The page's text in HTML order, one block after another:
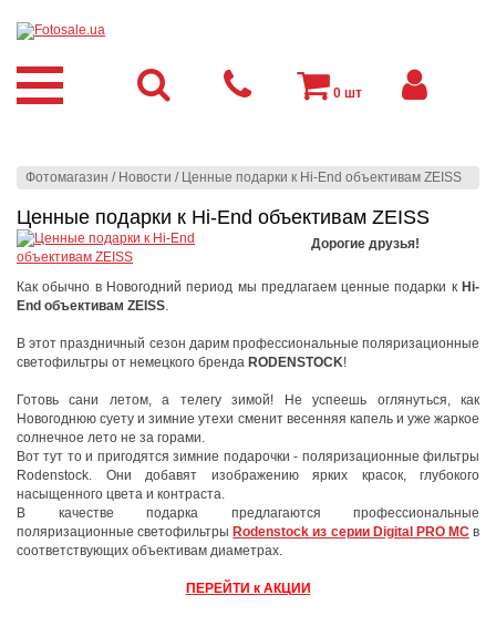
Фотомагазин / Новости / Ценные подарки к Hi-End объективам ZEISS
Ценные подарки к Hi-End объективам ZEISS
Дорогие друзья!
Как обычно в Новогодний период мы предлагаем ценные подарки к Hi-
End объективам ZEISS.
В этот праздничный сезон дарим профессиональные поляризационные
светофильтры от немецкого бренда RODENSTOCK!
Готовь сани летом, а телегу зимой! Не успеешь оглянуться, как
Новогоднюю суету и зимние утехи сменит весенняя капель и уже жаркое
солнечное лето не за горами.
Вот тут то и пригодятся зимние подарочки - поляризационные фильтры
Rodenstock. Они добавят изображению ярких красок, глубокого
насыщенного цвета и контраста.
В качестве подарка предлагаются профессиональные
поляризационные светофильтры Rodenstock из серии Digital PRO MCв
соответствующих объективам диаметрах.
ПЕРЕЙТИ к АКЦИИ
0 шт